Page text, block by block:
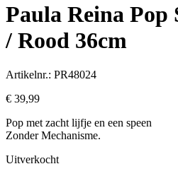
Paula Reina
/ Rood 36cm
Artikelnr.: PR48024
€ 39,99
Pop met zacht lijfje en een speen
Zonder Mechanisme.
Uitverkocht